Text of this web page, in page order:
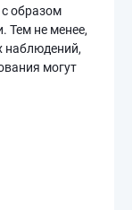
образом
Тем не менее,
наблюдений,
могут